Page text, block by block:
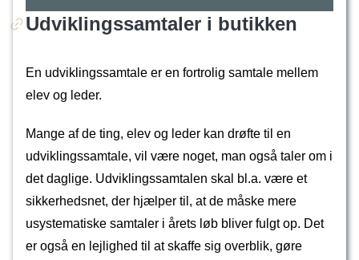
Udviklingssamtaler i butikken
En udviklingssamtale er en fortrolig samtale mellem
elev og leder.
Mange af de ting, elev og leder kan drøfte til en
udviklingssamtale, vil være noget, man også taler om i
det daglige. Udviklingssamtalen skal bl.a. være et
sikkerhedsnet, der hjælper til, at de måske mere
usystematiske samtaler i årets løb bliver fulgt op. Det
er også en lejlighed til at skaffe sig overblik, gøre